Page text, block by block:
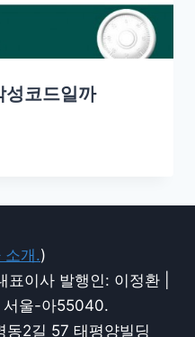
성코드일까
소개.)
이사 발행인: 이정환 |
서울-아55040.
2길 57 태평양빌딩